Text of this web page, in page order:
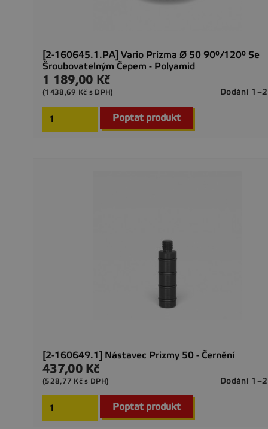
[2-160645.1.PA] Vario Prizma Ø 50 90°/120° Se
Šroubovatelným Čepem - Polyamid
Cena
1 189,00 Kč
Dodání
(1438,69 Kč s DPH)
Poptat produkt
[2-160649.1] Nástavec Prizmy 50 - Černění
Cena
437,00 Kč
Dodání
(528,77 Kč s DPH)
Poptat produkt